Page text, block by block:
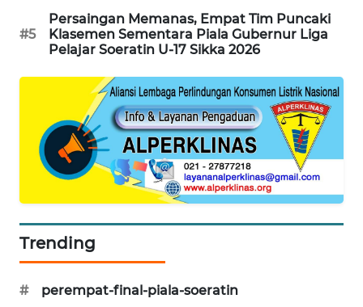
#5
Persaingan Memanas, Empat Tim Puncaki
Klasemen Sementara Piala Gubernur Liga
Pelajar Soeratin U-17 Sikka 2026
Trending
#
perempat-final-piala-soeratin
METRO
JAKARTA
NEWS
KARING
NEWS
JURNAL
MARITIM
NEWS